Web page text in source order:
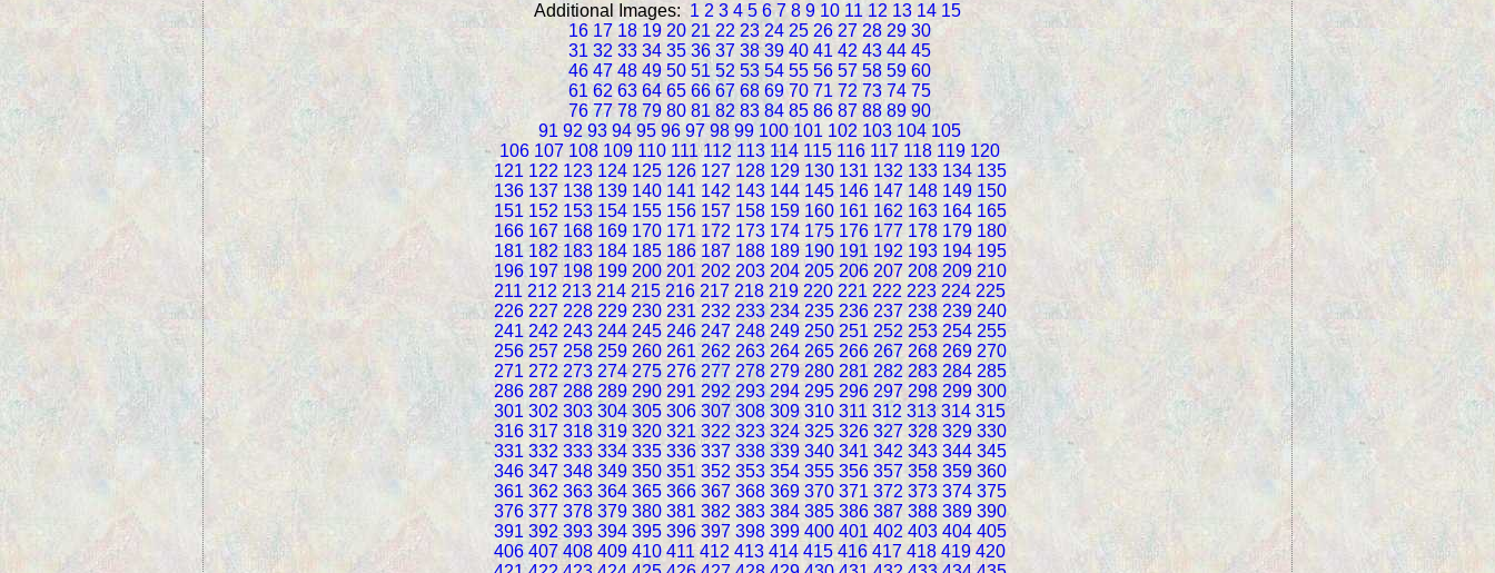
Additional Images: 1 2 3 4 5 6 7 8 9 10 11 12 13 14 15
16 17 18 19 20 21 22 23 24 25 26 27 28 29 30
31 32 33 34 35 36 37 38 39 40 41 42 43 44 45
46 47 48 49 50 51 52 53 54 55 56 57 58 59 60
61 62 63 64 65 66 67 68 69 70 71 72 73 74 75
76 77 78 79 80 81 82 83 84 85 86 87 88 89 90
91 92 93 94 95 96 97 98 99 100 101 102 103 104 105
106 107 108 109 110 111 112 113 114 115 116 117 118 119 120
121 122 123 124 125 126 127 128 129 130 131 132 133 134 135
136 137 138 139 140 141 142 143 144 145 146 147 148 149 150
151 152 153 154 155 156 157 158 159 160 161 162 163 164 165
166 167 168 169 170 171 172 173 174 175 176 177 178 179 180
181 182 183 184 185 186 187 188 189 190 191 192 193 194 195
196 197 198 199 200 201 202 203 204 205 206 207 208 209 210
211 212 213 214 215 216 217 218 219 220 221 222 223 224 225
226 227 228 229 230 231 232 233 234 235 236 237 238 239 240
241 242 243 244 245 246 247 248 249 250 251 252 253 254 255
256 257 258 259 260 261 262 263 264 265 266 267 268 269 270
271 272 273 274 275 276 277 278 279 280 281 282 283 284 285
286 287 288 289 290 291 292 293 294 295 296 297 298 299 300
301 302 303 304 305 306 307 308 309 310 311 312 313 314 315
316 317 318 319 320 321 322 323 324 325 326 327 328 329 330
331 332 333 334 335 336 337 338 339 340 341 342 343 344 345
346 347 348 349 350 351 352 353 354 355 356 357 358 359 360
361 362 363 364 365 366 367 368 369 370 371 372 373 374 375
376 377 378 379 380 381 382 383 384 385 386 387 388 389 390
391 392 393 394 395 396 397 398 399 400 401 402 403 404 405
406 407 408 409 410 411 412 413 414 415 416 417 418 419 420